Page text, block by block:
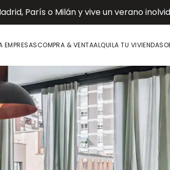
París o Milán y vive un verano
EMPRESASCOMPRA & VENTAALQUILA TU VIVIENDA